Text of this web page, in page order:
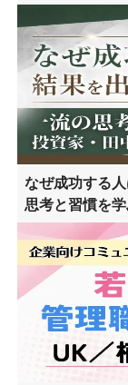
なぜ成功する
思考と習慣を